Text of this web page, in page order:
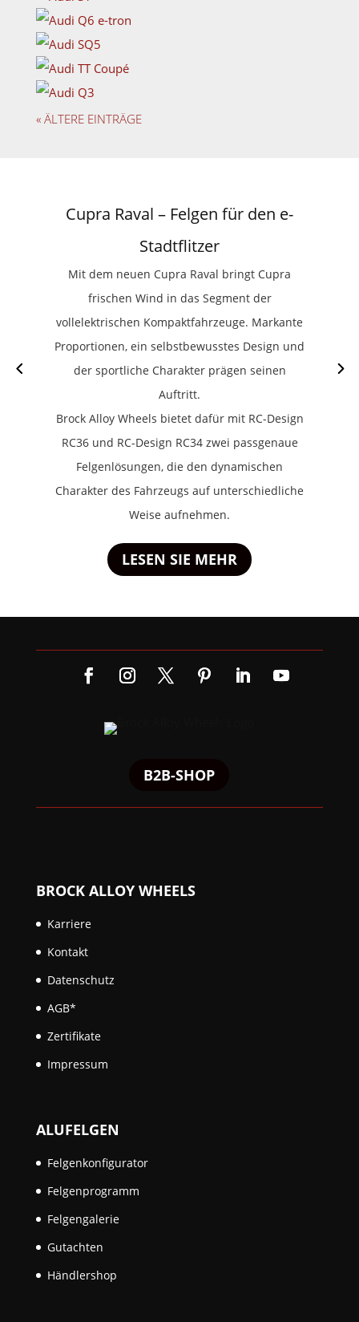
« ÄLTERE EINTRÄGE
Cupra Raval – Felgen für den e-
Stadtflitzer
Mit dem neuen Cupra Raval bringt Cupra
frischen Wind in das Segment der
vollelektrischen Kompaktfahrzeuge. Markante
Proportionen, ein selbstbewusstes Design und
der sportliche Charakter prägen seinen
Auftritt.
Brock Alloy Wheels bietet dafür mit RC-Design
RC36 und RC-Design RC34 zwei passgenaue
Felgenlösungen, die den dynamischen
Charakter des Fahrzeugs auf unterschiedliche
Weise aufnehmen.
LESEN SIE MEHR
B2B-SHOP
BROCK ALLOY WHEELS
Karriere
Kontakt
Datenschutz
AGB*
Zertifikate
Impressum
ALUFELGEN
Felgenkonfigurator
Felgenprogramm
Felgengalerie
Gutachten
Händlershop